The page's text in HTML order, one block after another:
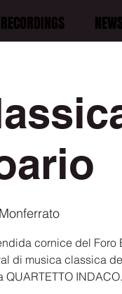
RECORDINGS
cornice del Foro
di musica classica
INDACO.